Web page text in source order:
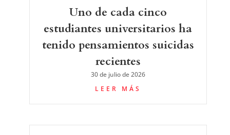
Uno de cada cinco
estudiantes universitarios ha
tenido pensamientos suicidas
recientes
30 de julio de 2026
LEER MÁS